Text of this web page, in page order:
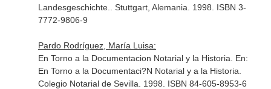
Landesgeschichte.
. Stuttgart, Alemania. 1998. ISBN 3-
7772-9806-9
Pardo Rodríguez, María Luisa:
En Torno a la Documentacion Notarial y la Historia. En:
En Torno a la Documentaci?N Notarial y a la Historia
Colegio Notarial de Sevilla. 1998. ISBN 84-605-8953-6